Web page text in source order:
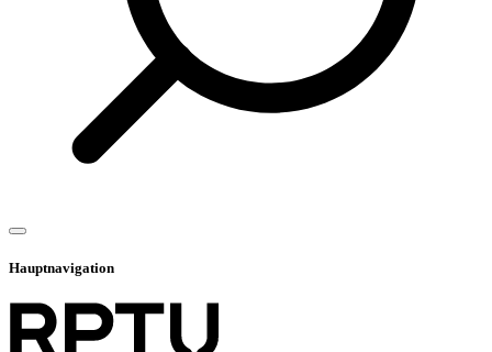
Hauptnavigation